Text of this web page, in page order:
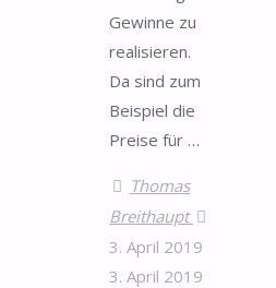
Gewinne zu
realisieren.
Da sind zum
Beispiel die
Preise für …
Thomas
Breithaupt
3. April 2019
3. April 2019